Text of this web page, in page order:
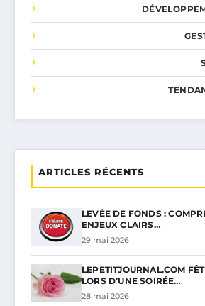
ARTICLES RÉCENTS
LEVÉE DE FONDS :
ENJEUX CLAIRS…
29 mai 2026
LEPETITJOURNAL.COM
LORS D’UNE SOIRÉE…
28 mai 2026